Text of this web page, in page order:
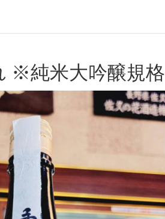
※純米大吟醸規格